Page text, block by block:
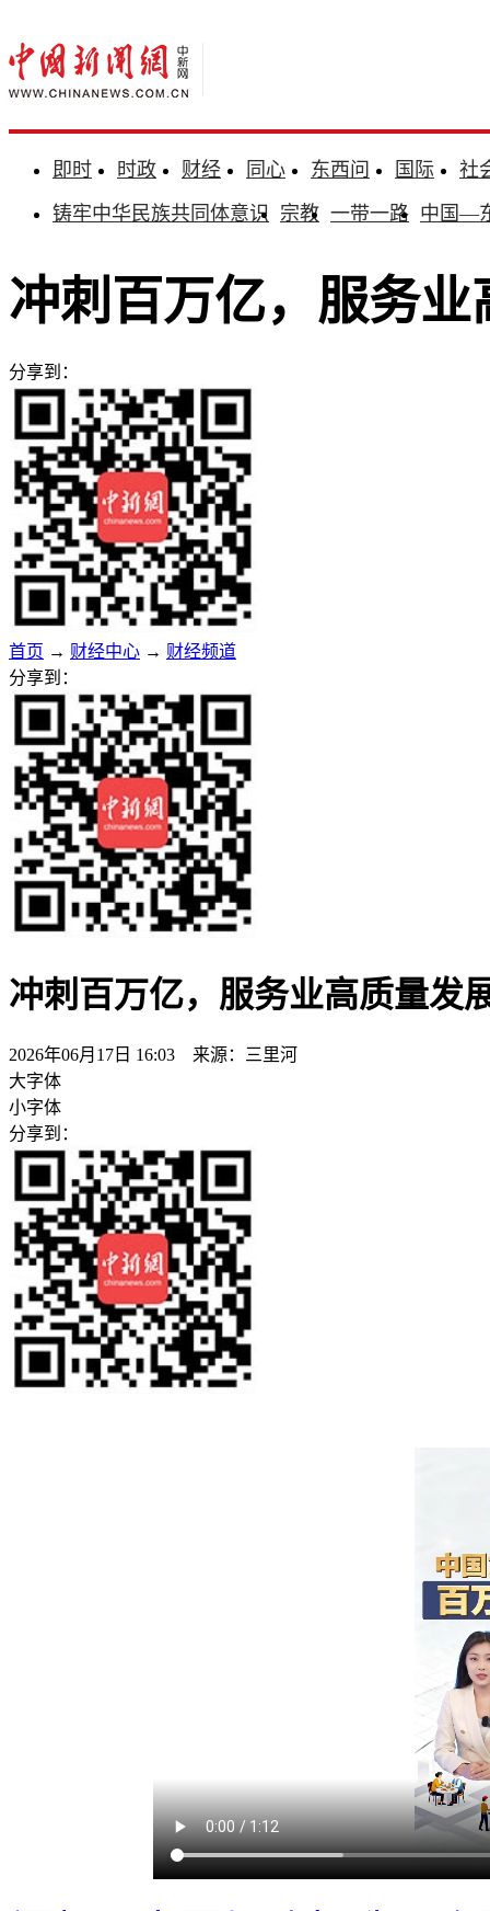
即时 时政 财经 同心 东西问 国际
社
铸牢中华民族共同体意识 宗教 一带一路 中国—
冲刺百万亿，服务
分享到：
首页 → 财经中心 → 财经频道
分享到：
冲刺百万亿，服务业高质量发
2026年06月17日 16:03 来源：三里河
大字体
小字体
分享到：